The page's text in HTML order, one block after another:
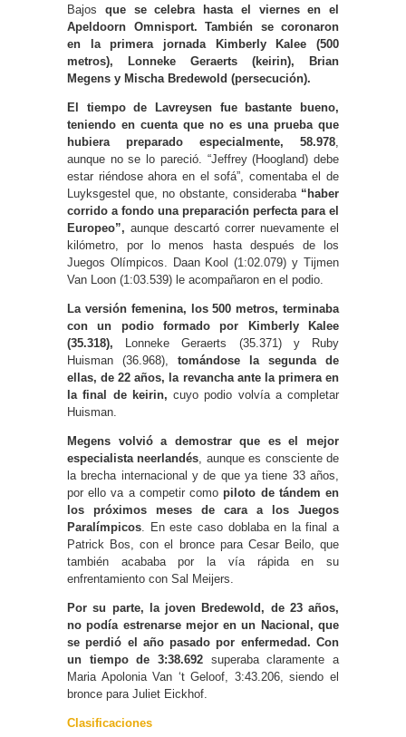
Bajos que se celebra hasta el viernes en el
Apeldoorn Omnisport. También se coronaron
en la primera jornada Kimberly Kalee (500
metros), Lonneke Geraerts (keirin), Brian
Megens y Mischa Bredewold (persecución).
El tiempo de Lavreysen fue bastante bueno,
teniendo en cuenta que no es una prueba que
hubiera preparado especialmente, 58.978
aunque no se lo pareció. “Jeffrey (Hoogland) debe
estar riéndose ahora en el sofá”, comentaba el de
Luyksgestel que, no obstante, consideraba “haber
corrido a fondo una preparación perfecta para el
Europeo”, aunque descartó correr nuevamente el
kilómetro, por lo menos hasta después de los
Juegos Olímpicos. Daan Kool (1:02.079) y Tijmen
Van Loon (1:03.539) le acompañaron en el podio.
La versión femenina, los 500 metros, terminaba
con un podio formado por Kimberly Kalee
(35.318),
Lonneke Geraerts (35.371) y Ruby
Huisman (36.968), tomándose la segunda de
ellas, de 22 años, la revancha ante la primera en
la final de keirin, cuyo podio volvía a completar
Huisman.
Megens volvió a demostrar que es el mejor
especialista neerlandés , aunque es consciente de
la brecha internacional y de que ya tiene 33 años,
por ello va a competir comopiloto de tándem en
los próximos meses de cara a los Juegos
Paralímpicos . En este caso doblaba en la final a
Patrick Bos, con el bronce para Cesar Beilo, que
también acababa por la vía rápida en su
enfrentamiento con Sal Meijers.
Por su parte, la joven Bredewold, de 23 años,
no podía estrenarse mejor en un Nacional, que
se perdió el año pasado por enfermedad. Con
un tiempo de 3:38.692 superaba claramente a
Maria Apolonia Van ‘t Geloof, 3:43.206, siendo el
bronce para Juliet Eickhof.
Clasificaciones